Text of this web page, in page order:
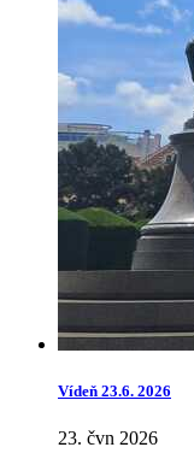
Vídeň 23.6. 2026
23. čvn 2026